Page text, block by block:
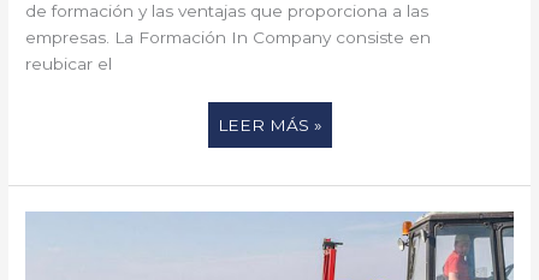
de formación y las ventajas que proporciona a las
empresas. La Formación In Company consiste en
reubicar el
LEER MÁS »
CORRECTAMENTE